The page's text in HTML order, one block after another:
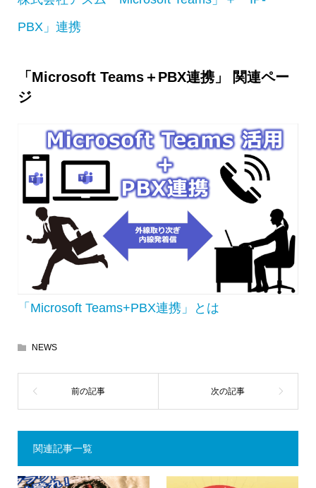
PBX」連携
「Microsoft Teams＋PBX連携」 関連ペー
ジ
「Microsoft Teams+PBX連携」とは
NEWS
関連記事一覧